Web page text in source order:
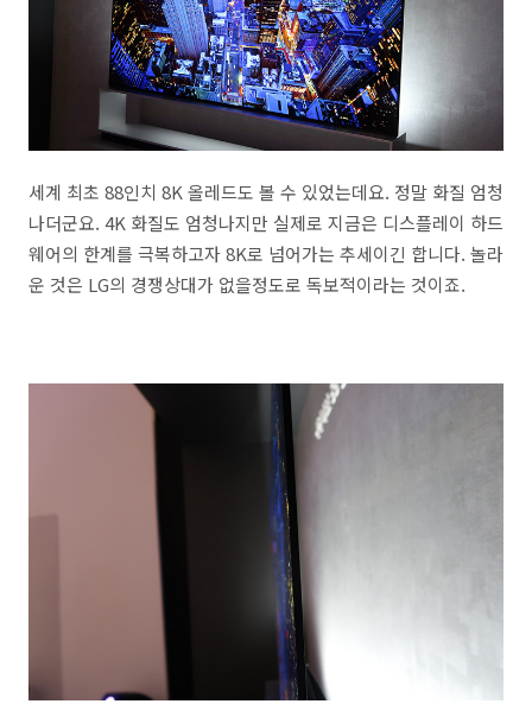
세계 최초 88인치 8K 올레드도 볼 수 있었는데요. 정말 화질 엄청
나더군요. 4K 화질도 엄청나지만 실제로 지금은 디스플레이 하드
웨어의 한계를 극복하고자 8K로 넘어가는 추세이긴 합니다. 놀라
운 것은 LG의 경쟁상대가 없을정도로 독보적이라는 것이죠.